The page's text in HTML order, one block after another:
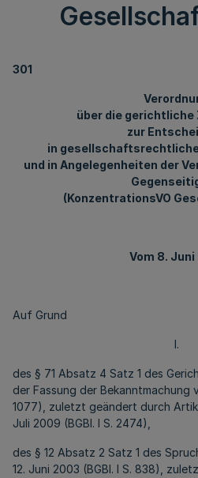
301
über die
zur
in
und in Angelegenheiten der
(KonzentrationsVO
Vom 8. Juni
Auf Grund
I.
des § 71 Absatz 4 Satz 1 des
der Fassung der Bekanntmachung
1077), zuletzt geändert durch
Juli 2009 (BGBl. I S. 2474),
des § 12 Absatz 2 Satz 1 des
12. Juni 2003 (BGBl. I S. 838),